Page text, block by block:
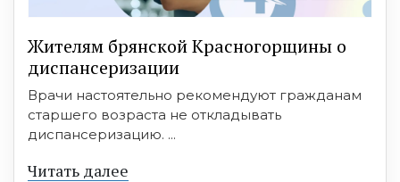
Жителям брянской Красногорщины о
диспансеризации
Врачи настоятельно рекомендуют гражданам
старшего возраста не откладывать
диспансеризацию. ...
Читать далее